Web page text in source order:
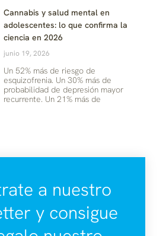
Cannabis y salud mental en
adolescentes: lo que confirma la
ciencia en 2026
junio 19, 2026
Un 52% más de riesgo de
esquizofrenia. Un 30% más de
probabilidad de depresión mayor
recurrente. Un 21% más de
a nuestro
y consigue